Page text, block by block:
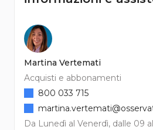
Martina Vertemati
Acquisti e abbonamenti
Da Lunedì al Venerdì, dalle 09
800 033 715